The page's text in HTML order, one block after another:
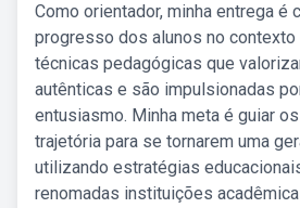
Como orientador, minha entrega é
progresso dos alunos no contexto
técnicas pedagógicas que
autênticas e são impulsionadas
entusiasmo. Minha meta é guiar
trajetória para se tornarem uma
utilizando estratégias
renomadas instituições